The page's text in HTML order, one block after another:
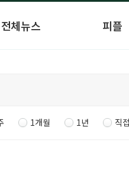
전체뉴스 피플
1개월 1년 직